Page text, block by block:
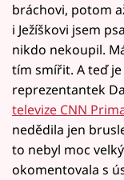
bráchovi, potom
i Ježíškovi jsem
nikdo nekoupil.
tím smířit. A teď je
reprezentantek
televize CNN
nedědila jen
to nebyl moc
okomentovala s